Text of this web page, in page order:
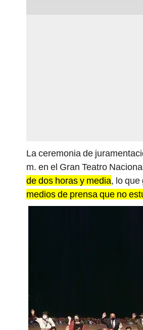
La ceremonia de
m. en el Gran Teatro
de dos horas y media, lo
medios de prensa que no